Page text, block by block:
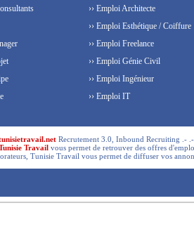
›› Emploi Architecte
›› Emploi Esthétique / Coiffure
›› Emploi Freelance
›› Emploi Génie Civil
›› Emploi Ingénieur
›› Emploi IT
Recrutement 3.0, Inbound Recruiting .-
Travail vous permet de retrouver des offres
Tunisie Travail vous permet de diffuser vos